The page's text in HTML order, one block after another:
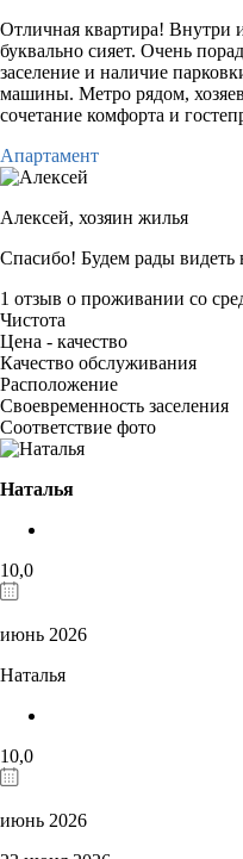
Отличная квартира! Внутри
буквально сияет. Очень
заселение и наличие
машины. Метро рядом,
сочетание комфорта и
Апартамент
Алексей, хозяин жилья
Спасибо! Будем рады видеть
1 отзыв о проживании со
Чистота
Цена - качество
Качество обслуживания
Расположение
Своевременность заселения
Соответствие фото
Наталья
10,0
июнь 2026
Наталья
10,0
июнь 2026